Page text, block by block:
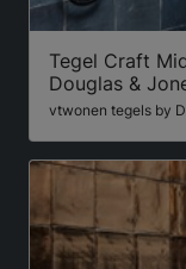
Tegel Craft
Douglas &
vtwonen tegels by